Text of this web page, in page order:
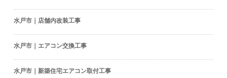
水戸市｜店舗内改装工事
水戸市｜エアコン交換工事
水戸市｜新築住宅エアコン取付工事